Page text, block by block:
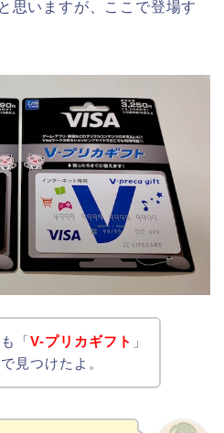
思いますが、ここで登場す
「V-プリカギフト 」
見つけたよ。